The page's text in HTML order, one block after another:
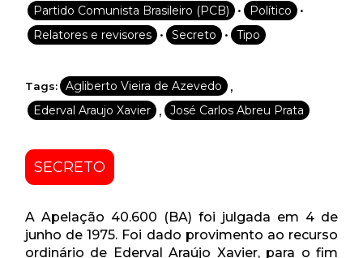
Partido Comunista Brasileiro (PCB) • Político •
Relatores e revisores • Secreto • Tipo
Tags: Agliberto Vieira de Azevedo ,
Ederval Araujo Xavier , José Carlos Abreu Prata
SECRETO
A Apelação 40.600 (BA) foi julgada em 4 de
junho de 1975. Foi dado provimento ao recurso
ordinário de Ederval Araújo Xavier, para o fim